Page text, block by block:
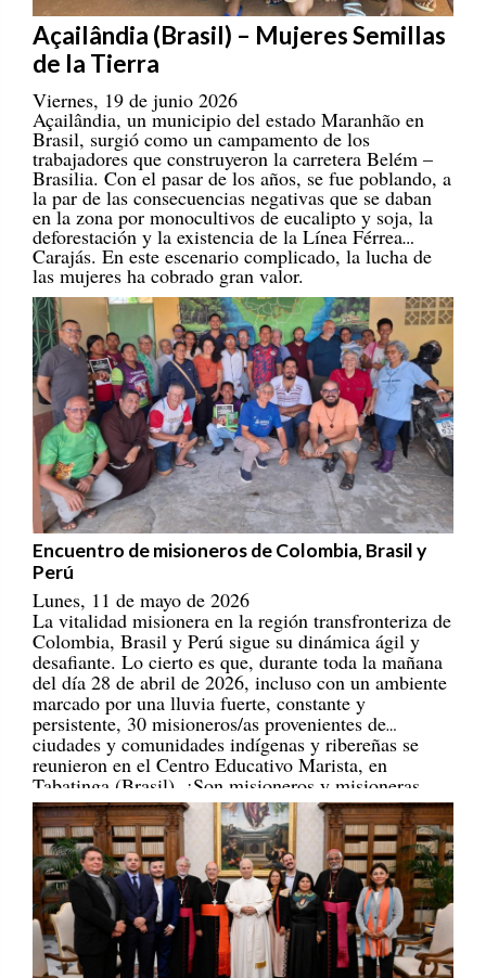
Açailândia (Brasil) – Mujeres Semillas
de la Tierra
Viernes, 19 de junio 2026
Açailândia, un municipio del estado Maranhão en
Brasil, surgió como un campamento de los
trabajadores que construyeron la carretera Belém –
Brasilia. Con el pasar de los años, se fue poblando, a
la par de las consecuencias negativas que se daban
en la zona por monocultivos de eucalipto y soja, la
deforestación y la existencia de la Línea Férrea
Carajás. En este escenario complicado, la lucha de
las mujeres ha cobrado gran valor.
Encuentro de misioneros de Colombia, Brasil y
Perú
Lunes, 11 de mayo de 2026
La vitalidad misionera en la región transfronteriza de
Colombia, Brasil y Perú sigue su dinámica ágil y
desafiante. Lo cierto es que, durante toda la mañana
del día 28 de abril de 2026, incluso con un ambiente
marcado por una lluvia fuerte, constante y
persistente, 30 misioneros/as provenientes de
ciudades y comunidades indígenas y ribereñas se
reunieron en el Centro Educativo Marista, en
Tabatinga (Brasil). ¡Son misioneros y misioneras
portadores/as de esperanza! [REPAM]